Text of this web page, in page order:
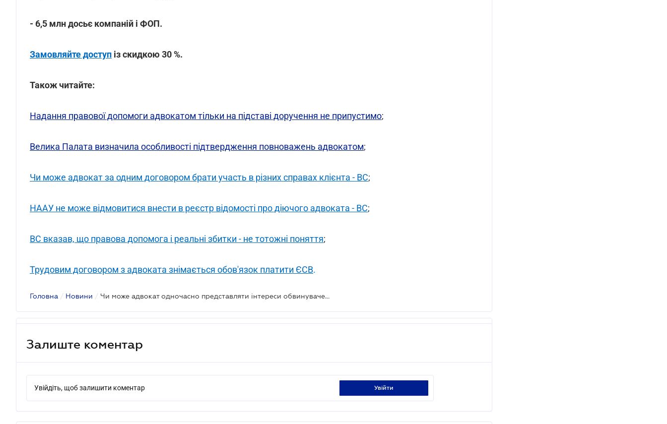
- 6,5 млн досьє компаній і ФОП.
Замовляйте доступ із скидкою 30 %.
Також читайте:
Надання правової допомоги адвокатом тільки на підставі доручення не припустимо;
Велика Палата визначила особливості підтвердження повноважень адвокатом;
Чи може адвокат за одним договором брати участь в різних справах клієнта - ВС;
НААУ не може відмовитися внести в реєстр відомості про діючого адвоката - ВС;
ВС вказав, що правова допомога і реальні збитки - не тотожні поняття;
Трудовим договором з адвоката знімається обов'язок платити ЄСВ.
Головна / Новини / Чи може адвокат одночасно представляти інтереси обвинуваченого і свідка у справі
Залиште коментар
Увійдіть, щоб залишити коментар увійти